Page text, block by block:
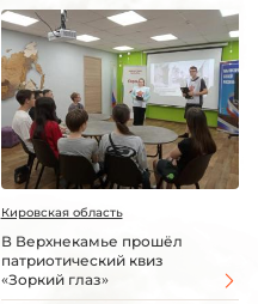
Кировская область
В Верхнекамье прошёл
патриотический квиз
«Зоркий глаз»